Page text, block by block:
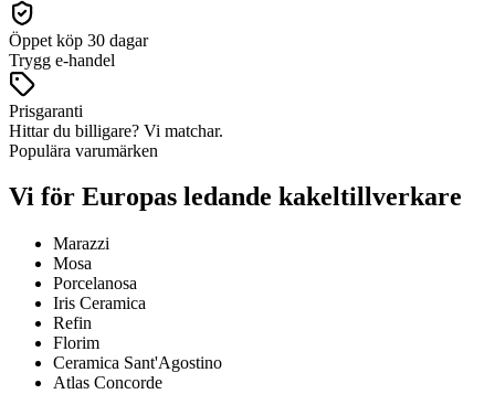
Öppet köp 30 dagar
Trygg e-handel
Prisgaranti
Hittar du billigare? Vi matchar.
Populära varumärken
Vi för Europas ledande kakeltillverkare
Marazzi
Mosa
Porcelanosa
Iris Ceramica
Refin
Florim
Ceramica Sant'Agostino
Atlas Concorde